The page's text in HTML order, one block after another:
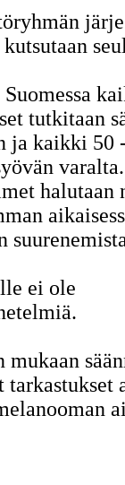
tutkitaan
ja kaikki 50
halutaan
ei ole
mukaan
tarkastukset